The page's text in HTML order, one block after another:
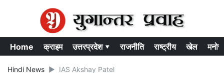
Home क्राइम उत्तरप्रदेश ▾ राजनीति राष्ट्रीय खेल
Hindi News IAS Akshay Patel